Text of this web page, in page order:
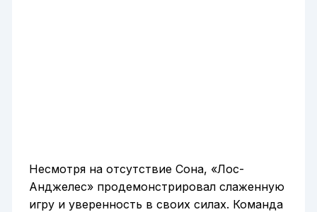
Несмотря на отсутствие Сона, «Лос-
Анджелес» продемонстрировал слаженную
игру и уверенность в своих силах. Команда